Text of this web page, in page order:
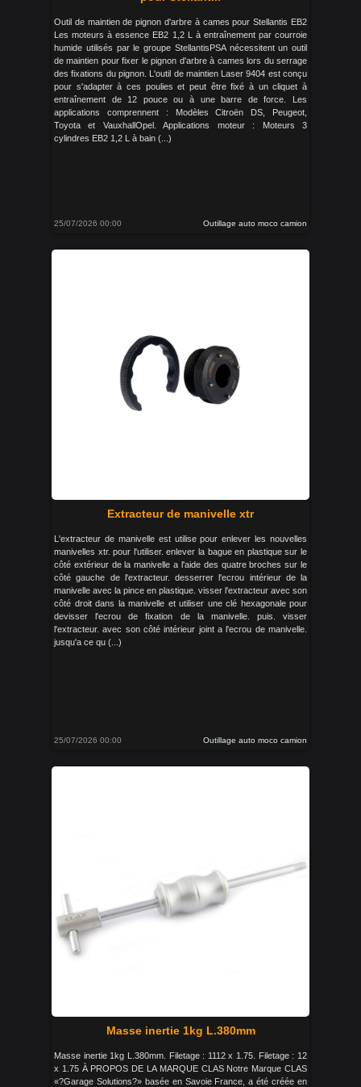
Outil de maintien de pignon d'arbre à cames pour Stellantis EB2
Les moteurs à essence EB2 1,2 L à entraînement par courroie
humide utilisés par le groupe StellantisPSA nécessitent un outil
de maintien pour fixer le pignon d'arbre à cames lors du serrage
des fixations du pignon. L'outil de maintien Laser 9404 est conçu
pour s'adapter à ces poulies et peut être fixé à un cliquet à
entraînement de 12 pouce ou à une barre de force. Les
applications comprennent : Modèles Citroën DS, Peugeot,
Toyota et VauxhallOpel. Applications moteur : Moteurs 3
cylindres EB2 1,2 L à bain (...)
25/07/2026 00:00 Outillage auto moco camion
Extracteur de manivelle xtr
L'extracteur de manivelle est utilise pour enlever les nouvelles
manivelles xtr. pour l'utiliser. enlever la bague en plastique sur le
côté extérieur de la manivelle a l'aide des quatre broches sur le
côté gauche de l'extracteur. desserrer l'ecrou intérieur de la
manivelle avec la pince en plastique. visser l'extracteur avec son
côté droit dans la manivelle et utiliser une clé hexagonale pour
devisser l'ecrou de fixation de la manivelle. puis. visser
l'extracteur. avec son côté intérieur joint a l'ecrou de manivelle.
jusqu'a ce qu (...)
25/07/2026 00:00 Outillage auto moco camion
Masse inertie 1kg L.380mm
Masse inertie 1kg L.380mm. Filetage : 1112 x 1.75. Filetage : 12
x 1.75 À PROPOS DE LA MARQUE CLAS Notre Marque CLAS
«?Garage Solutions?» basée en Savoie France, a été créée en